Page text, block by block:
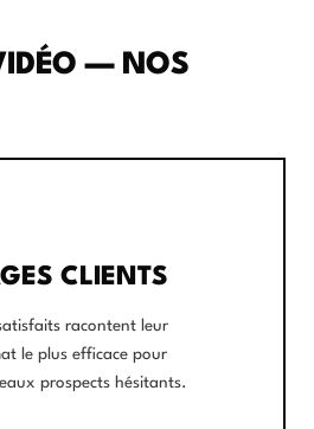
— NOS
CLIENTS
racontent leur
le plus efficace pour
prospects hésitants.